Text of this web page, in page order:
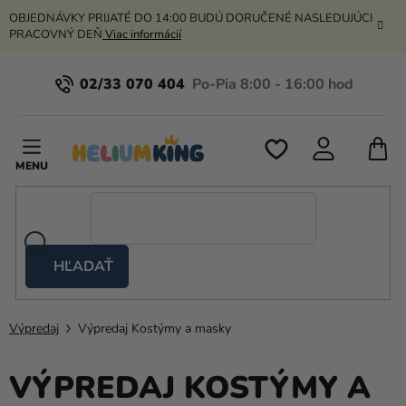
Prejsť
na
OBJEDNÁVKY PRIJATÉ DO 14:00 BUDÚ DORUČENÉ NASLEDUJÚCI
PRACOVNÝ DEŇ Viac informácií
02/33 070 404
HĽADAŤ
stany
Kanekalon
Hélium
a
Výpredaj Výpredaj Kostýmy a masky
VÝPREDAJ KOSTÝMY A